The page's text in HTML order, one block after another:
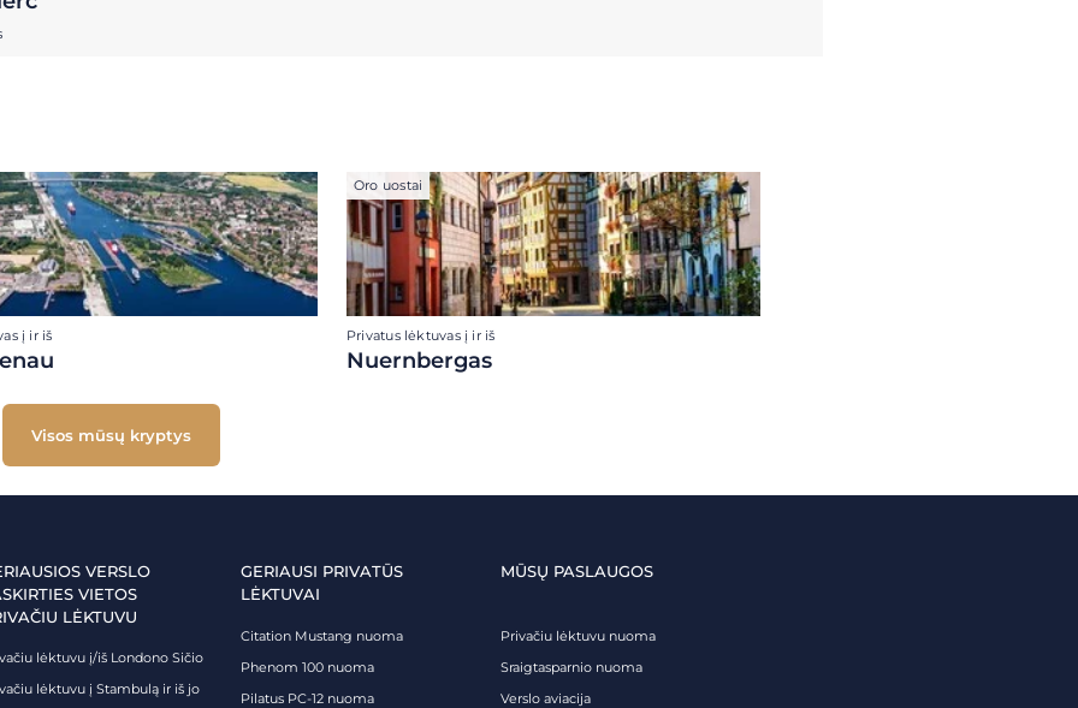
į ir iš
Oro uostai
Privatus lėktuvas į ir iš
Nuernbergas
Visos mūsų kryptys
VERSLO
VIETOS
LĖKTUVU
lėktuvu į/iš Londono Sičio
lėktuvu į Stambulą ir iš jo
GERIAUSI PRIVATŪS
LĖKTUVAI
Citation Mustang nuoma
Phenom 100 nuoma
Pilatus PC-12 nuoma
MŪSŲ PASLAUGOS
Privačiu lėktuvu nuoma
Sraigtasparnio nuoma
Verslo aviacija